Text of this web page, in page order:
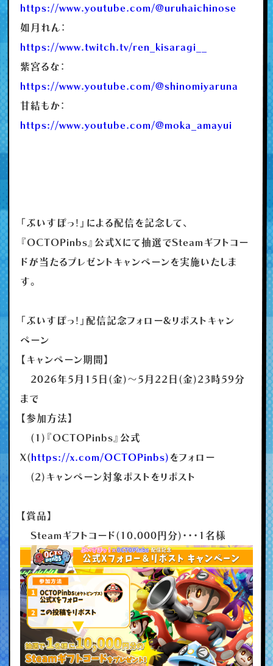
https://www.youtube.com/@uruhaichinose
如月れん：
https://www.twitch.tv/ren_kisaragi__
紫宮るな：
https://www.youtube.com/@shinomiyaruna
甘結もか：
https://www.youtube.com/@moka_amayui
「ぶいすぽっ！」による配信を記念して、
『OCTOPinbs』公式Xにて抽選でSteamギフトコー
ドが当たるプレゼントキャンペーンを実施いたしま
す。
「ぶいすぽっ！」配信記念フォロー&リポストキャン
ペーン
【キャンペーン期間】
2026年5月15日(金)～5月22日(金)23時59分
まで
【参加方法】
(1)『OCTOPinbs』公式
X(https://x.com/OCTOPinbs) をフォロー
(2)キャンペーン対象ポストをリポスト
【賞品】
Steamギフトコード(10,000円分)・・・1名様